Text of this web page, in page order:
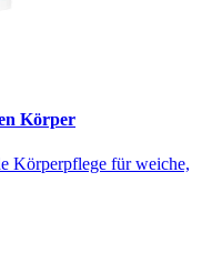
Körper
Körperpflege für weiche,